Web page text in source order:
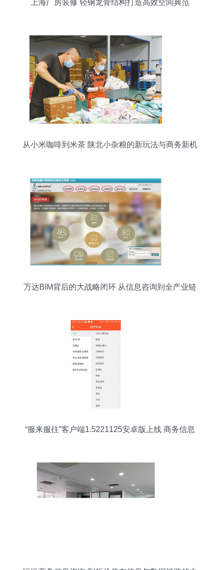
上海厂房装修 轻钢龙骨结构打造高效空间典范
从小米咖啡到米茶 陕北小杂粮的新玩法与商务新机
万达BIM背后的大战略闭环 从信息咨询到全产业链
“服来服往”客户端1.5221125安卓版上线 商务信息